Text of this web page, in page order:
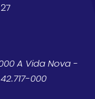
A Vida Nova -
000